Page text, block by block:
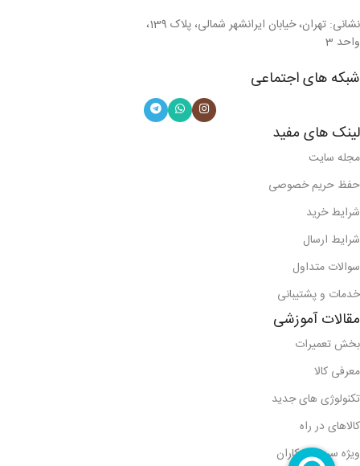
نشانی: تهران، خیابان ایرانشهر شمالی، پلاک 139،
واحد 3
شبکه های اجتماعی
لینک های مفید
مجله سایت
حفظ حریم خصوصی
شرایط خرید
شرایط ارسال
سوالات متداول
خدمات و پشتیبانی
مقالات آموزشی
بخش تعمیرات
معرفی کالا
تکنولوژی های جدید
کالاهای در راه
ویژه سرویس کاران